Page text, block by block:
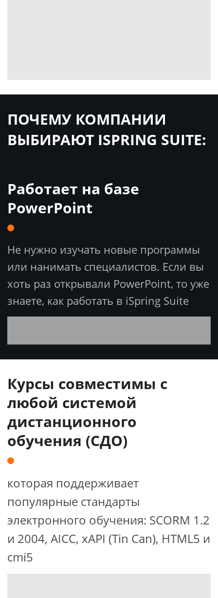
ПОЧЕМУ КОМПАНИИ
ВЫБИРАЮТ ISPRING SUITE:
Работает на базе
PowerPoint
Не нужно изучать новые программы
или нанимать специалистов. Если вы
хоть раз открывали PowerPoint, то уже
знаете, как работать в iSpring Suite
Курсы совместимы с
любой системой
дистанционного
обучения (СДО)
которая поддерживает
популярные стандарты
электронного обучения: SCORM 1.2
и 2004, AICC, xAPI (Tin Can), HTML5 и
cmi5